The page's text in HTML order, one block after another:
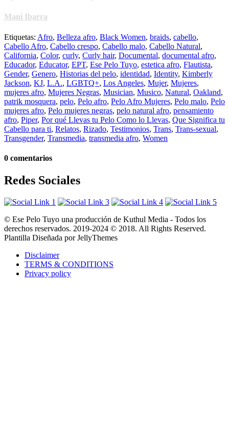
Mani Ibarra
Etiquetas: Afro, Belleza afro, Black Women, braids, cabello,
Cabello Afro, Cabello crespo, Cabello malo, Cabello Natural,
California, Color, curly, Curly hair, Documental, documental afro,
Educador, Educator, EPT, Ese Pelo Tuyo, estetica afro, Flautista,
Gender, Genero, Historias del pelo, identidad, Identity, Kimberly
Jackson, KJ, L.A., LGBTQ+, Los Angeles, Mujer, Mujeres,
mujeres afro, Mujeres Negras, Musician, Musico, Natural, Oakland,
patrik mosquera, pelo, Pelo afro, Pelo Afro Mujeres, Pelo malo, Pelo
mujeres afro, Pelo mujeres negras, pelo natural afro, pensamiento
afro, Piper, Por qué Llevas tu Pelo Como lo Llevas, Que Significa tu
Cabello para ti, Relatos, Rizado, Testimonios, Trans, Trans-sexual,
Transgender, Transmedia, transmedia afro, Women
0 comentarios
Redes Sociales
© Ese Pelo Tuyo una producción de Kuthul Media - Todos los
derechos reservados. 2019-2024 © 2018. All Rights Reserved.
Plantilla Diseñada por JellyThemes
Disclaimer
TERMS & CONDITIONS
Privacy policy